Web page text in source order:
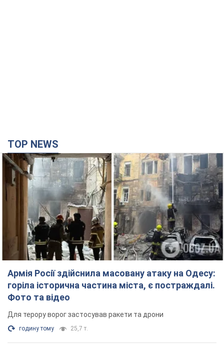
TOP NEWS
Армія Росії здійснила масовану атаку на Одесу:
горіла історична частина міста, є постраждалі.
Фото та відео
Для терору ворог застосував ракети та дрони
годину тому 25,7 т.